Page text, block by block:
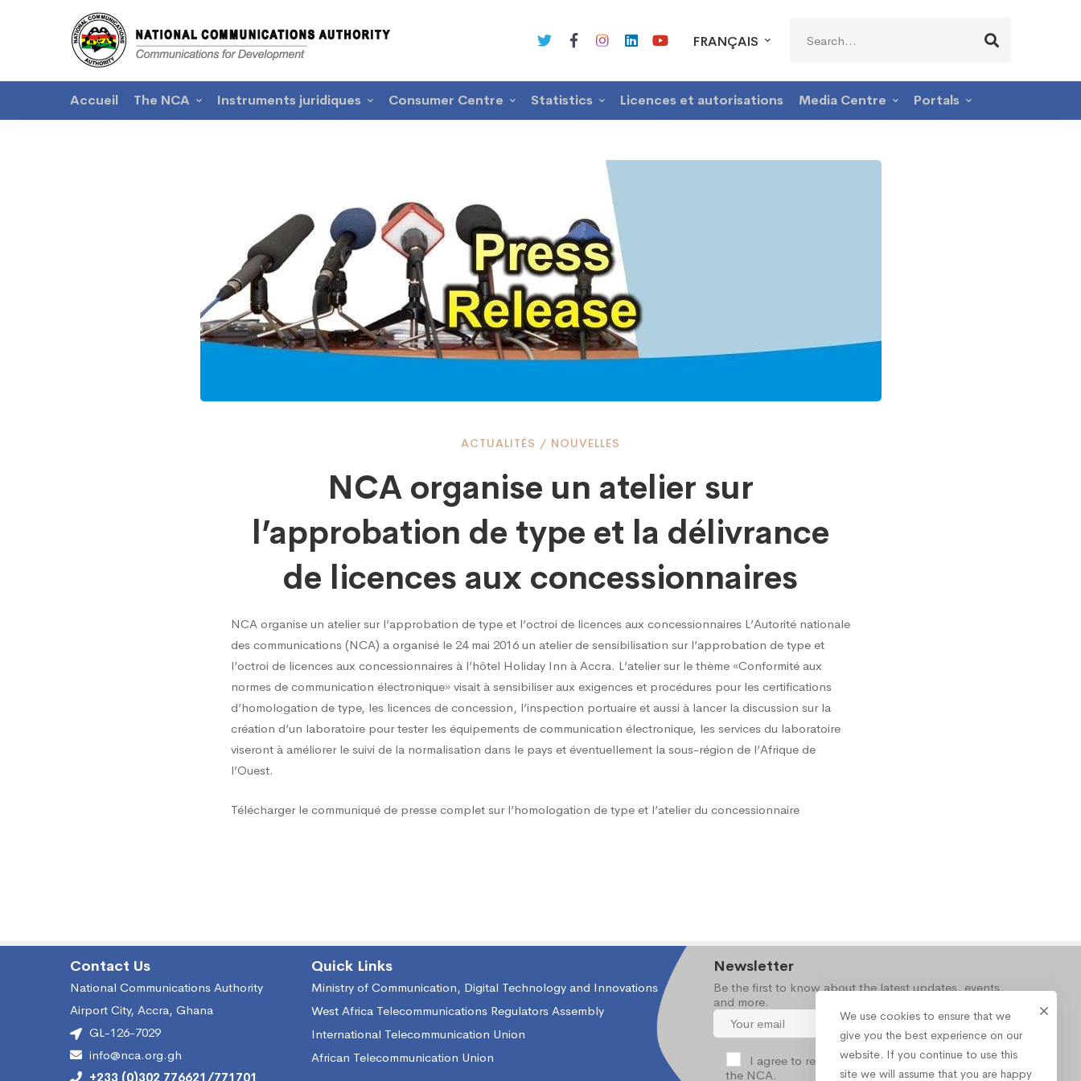
FRANÇAIS
for:
Accueil The NCA Instruments juridiques Consumer Centre Statistics Licences et autorisations Media Centre Portals
organise
atelier
sur
l’approbation
de
la
délivrance
de
ACTUALITÉS / NOUVELLES
NCA organise un atelier sur
l’approbation de type et la délivrance
de licences aux concessionnaires
NCA organise un atelier sur l’approbation de type et l’octroi de licences aux concessionnaires L’Autorité nationale
des communications (NCA) a organisé le 24 mai 2016 un atelier de sensibilisation sur l’approbation de type et
l’octroi de licences aux concessionnaires à l’hôtel Holiday Inn à Accra. L’atelier sur le thème «Conformité aux
normes de communication électronique» visait à sensibiliser aux exigences et procédures pour les certifications
d’homologation de type, les licences de concession, l’inspection portuaire et aussi à lancer la discussion sur la
création d’un laboratoire pour tester les équipements de communication électronique, les services du laboratoire
viseront à améliorer le suivi de la normalisation dans le pays et éventuellement la sous-région de l’Afrique de
l’Ouest.
Télécharger le communiqué de presse complet sur l’homologation de type et l’atelier du concessionnaire
Contact Us
National Communications Authority
Airport City, Accra, Ghana
GL-126-7029
info@nca.org.gh
+233 (0)302 776621/771701
Quick Links
Ministry of Communication, Digital Technology and Innovations
West Africa Telecommunications Regulators Assembly
International Telecommunication Union
African Telecommunication Union
Newsletter
Be the first to know about the latest updates, events,
and more.
I agree to receive occasional information from
the NCA.
We use cookies to ensure that we
give you the best experience on our
website. If you continue to use this
site we will assume that you are happy